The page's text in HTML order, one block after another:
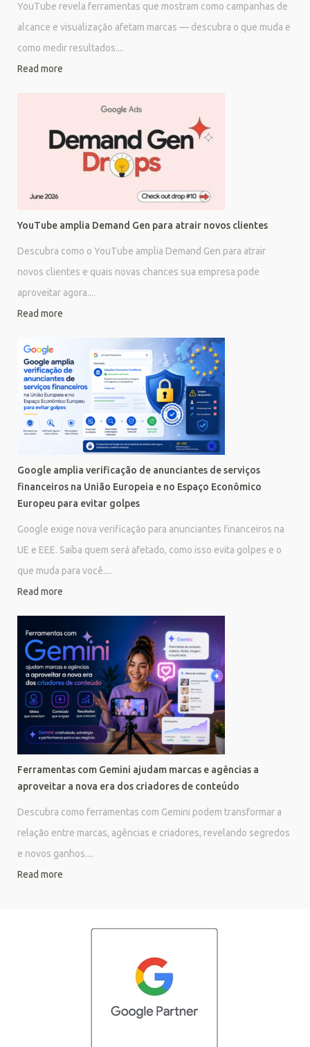
YouTube revela ferramentas que mostram como campanhas de
alcance e visualização afetam marcas — descubra o que muda e
como medir resultados....
Read more
YouTube amplia Demand Gen para atrair novos clientes
Descubra como o YouTube amplia Demand Gen para atrair
novos clientes e quais novas chances sua empresa pode
aproveitar agora....
Read more
Google amplia verificação de anunciantes de serviços
financeiros na União Europeia e no Espaço Econômico
Europeu para evitar golpes
Google exige nova verificação para anunciantes financeiros na
UE e EEE. Saiba quem será afetado, como isso evita golpes e o
que muda para você....
Read more
Ferramentas com Gemini ajudam marcas e agências a
aproveitar a nova era dos criadores de conteúdo
Descubra como ferramentas com Gemini podem transformar a
relação entre marcas, agências e criadores, revelando segredos
e novos ganhos....
Read more